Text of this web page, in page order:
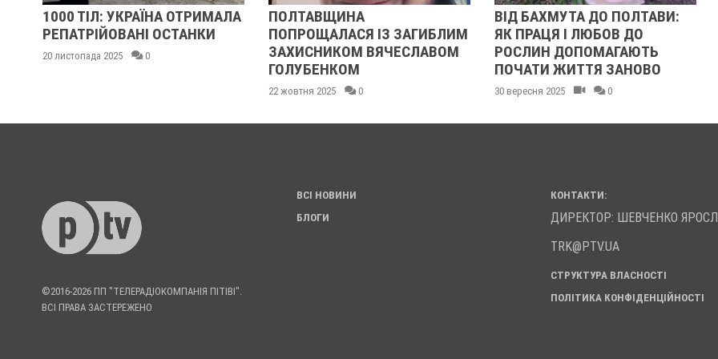
ОТРИМАЛА
ОСТАНКИ
ПОЛТАВЩИНА
ПОПРОЩАЛАСЯ ІЗ ЗАГИБЛИМ
ЗАХИСНИКОМ ВЯЧЕСЛАВОМ
ВІД БАХМУТА ДО ПОЛТАВИ:
ЯК ПРАЦЯ І ЛЮБОВ ДО
РОСЛИН ДОПОМАГАЮТЬ
ПОЧАТИ ЖИТТЯ ЗАНОВО
30 вересня 2025
«ВСЕ ЖИТТЯ — ТО
ІСТОРІЯ 92-РІЧНОЇ
ПЕРЕДЕРІЙ
05 серпня 2025 0
©2016-2026 ПП "ТЕЛЕРАДІОКОМПАНІЯ ПІТІВІ".
ВСІ ПРАВА ЗАСТЕРЕЖЕНО
ВСІ НОВИНИ
БЛОГИ
КОНТАКТИ:
ДИРЕКТОР: ШЕВЧЕНКО
TRK@PTV.UA
СТРУКТУРА ВЛАСНОСТІ
ПОЛІТИКА КОНФІДЕНЦІЙНОСТІ